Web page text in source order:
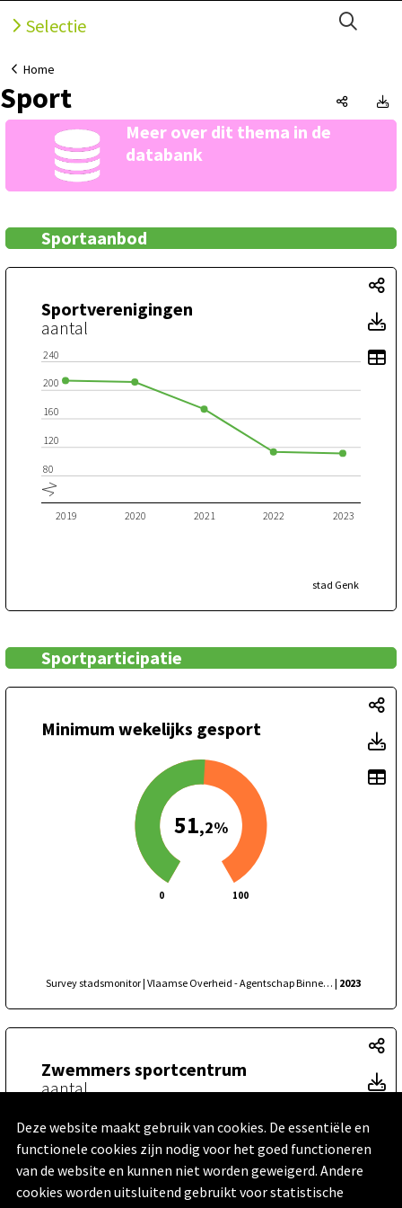
Deze website maakt gebruik van cookies. De essentiële en
functionele cookies zijn nodig voor het goed functioneren
van de website en kunnen niet worden geweigerd. Andere
cookies worden uitsluitend gebruikt voor statistische
Selectie
Home
Sport Sport,
Meer over dit thema in de
databank
Sportaanbod
Sportverenigingen
aantal
2019 2020 2021 2022 2023
80
120
160
200
240
stad Genk
Sportparticipatie
Minimum wekelijks gesport
0 100
51,2%
Survey stadsmonitor | Vlaamse Overheid - Agentschap Binnenlands Bestuur, Statistiek Vlaanderen | 2023
Zwemmers sportcentrum
aantal
229.052